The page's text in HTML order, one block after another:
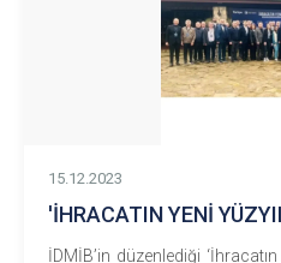
15.12.2023
'İHRACATIN YENİ
İDMİB’in düzenlediği ‘İhracatın